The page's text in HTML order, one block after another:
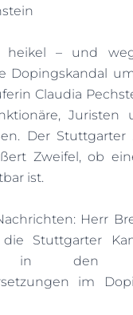
heikel – und
Dopingskandal
Claudia
Juristen
Der Stuttgarter
Zweifel, ob
ist.
Herr
Stuttgarter
in den
im